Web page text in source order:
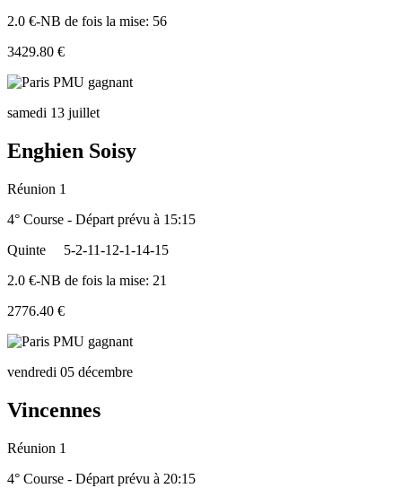
2.0 €-NB de fois la mise: 56
3429.80 €
samedi 13 juillet
Enghien Soisy
Réunion 1
4° Course - Départ prévu à 15:15
Quinte
5-2-11-12-1-14-15
2.0 €-NB de fois la mise: 21
2776.40 €
vendredi 05 décembre
Vincennes
Réunion 1
4° Course - Départ prévu à 20:15